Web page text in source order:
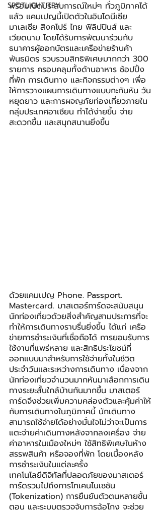
SPOTLIGHT TRY
พร้อมเปิดประสบการณ์ใหม่ๆ ทั่วภูมิภาคได้
แล้ว แคมเปญนี้เปิดตัวในอินโดนีเซีย
มาเลเซีย สิงคโปร์ ไทย ฟิลิปปินส์ และ
เวียดนาม โดยได้รับการพัฒนาร่วมกับ
ธนาคารผู้ออกบัตรและเครือข่ายร้านค้า
พันธมิตร รวบรวมสิทธิพิเศษมากกว่า 300
รายการ ครอบคลุมทั้งด้านอาหาร ช้อปปิ้ง
ที่พัก การเดินทาง และกิจกรรมต่างๆ เพื่อ
ให้การวางแผนการเดินทางแบบกะทันหัน วัน
หยุดยาว และการผจญภัยท่องเที่ยวภายใน
กลุ่มประเทศอาเซียน ทำได้ง่ายขึ้น จ่าย
สะดวกขึ้น และสนุกสนานยิ่งขึ้น
ด้วยแคมเปญ Phone. Passport.
Mastercard. มาสเตอร์การ์ดจะสนับสนุน
นักท่องเที่ยวด้วยสิ่งสำคัญสามประการที่จะ
ทำให้การเดินทางราบรื่นยิ่งขึ้น ได้แก่ เครือ
ข่ายการชำระเงินที่เชื่อถือได้ การยอมรับการ
ใช้งานที่แพร่หลาย และสิทธิประโยชน์ที่
ออกแบบมาสำหรับการใช้จ่ายทั้งในชีวิต
ประจำวันและระหว่างการเดินทาง เนื่องจาก
นักท่องเที่ยวจำนวนมากหันมาเลือกการเดิน
ทางระยะสั้นใกล้บ้านกันมากขึ้น มาสเตอร์
การ์ดจึงช่วยเพิ่มความคล่องตัวและคุ้มค่าให้
กับการเดินทางในภูมิภาคนี้ นักเดินทาง
สามารถใช้จ่ายได้อย่างมั่นใจไม่ว่าจะเป็นการ
แตะจ่ายค่าเดินทางหลังจากลงเครื่อง จ่าย
ค่าอาหารในเมืองใหม่ๆ ใช้สิทธิพิเศษในห้าง
สรรพสินค้า หรือจองที่พัก โดยเบื้องหลัง
การชำระเงินในแต่ละครั้ง
เทคโนโลยีดิจิทัลที่ปลอดภัยของมาสเตอร์
การ์ดรวมไปถึงการโทเคนไนเซชัน
(Tokenization) การยืนยันตัวตนหลายขั้น
ตอน และระบบตรวจจับการฉ้อโกง จะช่วย